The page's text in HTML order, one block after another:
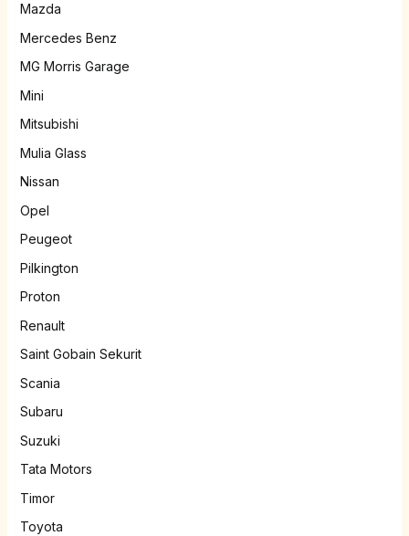
Mazda
Mercedes Benz
MG Morris Garage
Mini
Mitsubishi
Mulia Glass
Nissan
Opel
Peugeot
Pilkington
Proton
Renault
Saint Gobain Sekurit
Scania
Subaru
Suzuki
Tata Motors
Timor
Toyota